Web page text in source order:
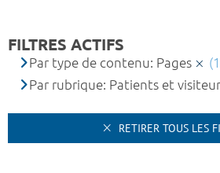
FILTRES ACTIFS
Par type de contenu: Pages
Par rubrique: Patients et
RETIRER TOUS LES